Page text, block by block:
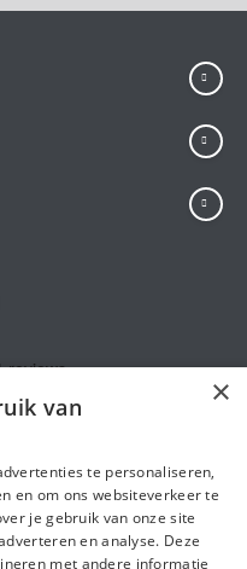
×
van
te personaliseren,
en om ons websiteverkeer te
je gebruik van onze site
en analyse. Deze
met andere informatie